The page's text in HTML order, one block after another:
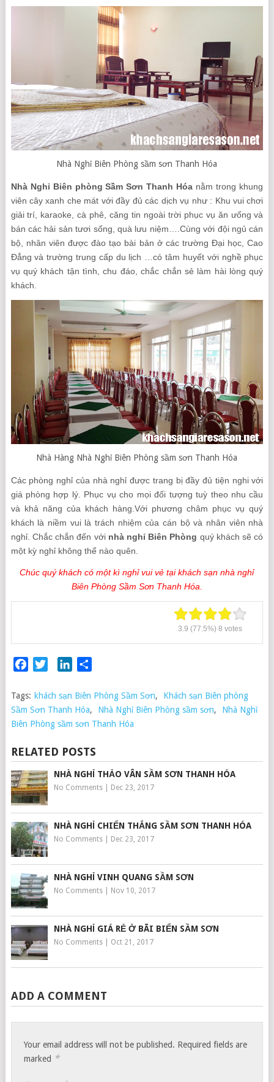
Nhà Nghỉ Biên Phòng sầm sơn Thanh Hóa
Nhà Nghỉ Biên phòng Sầm Sơn Thanh Hóa nằm trong khung
viên cây xanh che mát với đầy đủ các dịch vụ như : Khu vui chơi
giải trí, karaoke, cà phê, căng tin ngoài trời phục vụ ăn ưống và
bán các hải sản tươi sống, quà lưu niệm….Cùng với đội ngủ cán
bộ, nhân viên được đào tạo bài bản ở các trường Đại học, Cao
Đẳng và trường trung cấp du lịch …có tâm huyết với nghề phục
vụ quý khách tận tình, chu đáo, chắc chắn sẻ làm hài lòng quý
khách.
Nhà Hàng Nhà Nghỉ Biên Phòng sầm sơn Thanh Hóa
Các phòng nghỉ của nhà nghỉ được trang bị đầy đủ tiện nghi với
giá phòng hợp lý. Phục vụ cho mọi đối tượng tuỳ theo nhu cầu
và khả năng của khách hàng.Với phương châm phục vụ quý
khách là niềm vui là trách nhiệm của cán bộ và nhân viên nhà
nghỉ. Chắc chắn đến với nhà nghỉ Biên Phòng quý khách sẽ có
một kỳ nghỉ không thể nào quên.
Chúc quý khách có một kì nghỉ vui vẻ tại khách sạn nhà nghỉ
Biên Phòng Sầm Sơn Thanh Hóa.
3.9 (77.5%)8 votes
Facebook
TwitterLinkedIn
Tags: khách sạn Biên Phòng Sầm Sơn,
Khách sạn Biên phòng
Sầm Sơn Thanh Hóa, Nhà Nghỉ Biên Phòng sầm sơn,
Nhà Nghỉ
Biên Phòng sầm sơn Thanh Hóa
RELATED POSTS
NHÀ NGHỈ THẢO VÂN SẦM SƠN THANH HÓA
No Comments| Dec 23, 2017
NHÀ NGHỈ CHIẾN THẮNG SẦM SƠN THANH HÓA
No Comments| Dec 23, 2017
NHÀ NGHỈ VINH QUANG SẦM SƠN
No Comments| Nov 10, 2017
NHÀ NGHỈ GIÁ RẺ Ở BÃI BIỂN SẦM SƠN
No Comments| Oct 21, 2017
ADD A COMMENT
Your email address will not be published. Required fields are
marked *